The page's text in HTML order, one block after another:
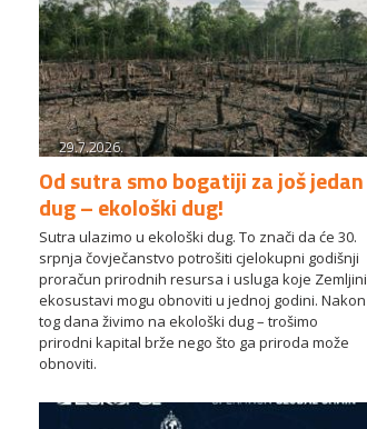
29.7.2026.
Od sutra smo bogatiji za još jedan
dug – ekološki dug!
Sutra ulazimo u ekološki dug. To znači da će 30.
srpnja čovječanstvo potrošiti cjelokupni godišnji
proračun prirodnih resursa i usluga koje Zemljini
ekosustavi mogu obnoviti u jednoj godini. Nakon
tog dana živimo na ekološki dug – trošimo
prirodni kapital brže nego što ga priroda može
obnoviti.